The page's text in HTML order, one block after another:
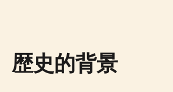
歴史的背景